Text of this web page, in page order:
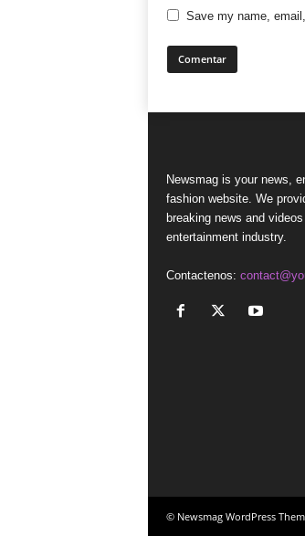
Save my name,
Newsmag is your news,
fashion website. We
breaking news and
entertainment industry.
Contactenos:
© Newsmag WordPress